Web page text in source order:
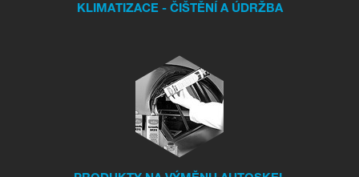
KLIMATIZACE - ČIŠTĚNÍ A ÚDRŽBA